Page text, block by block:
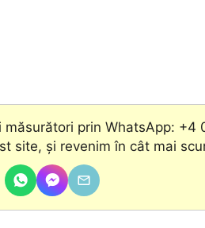
prin WhatsApp: +4
site, şi revenim în cât mai